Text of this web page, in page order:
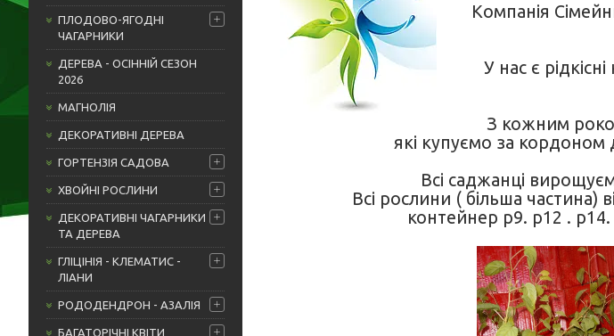
ПЛОДОВО-ЯГОДНІ
ЧАГАРНИКИ
ДЕРЕВА - ОСІННІЙ СЕЗОН
2026
МАГНОЛІЯ
ДЕКОРАТИВНІ ДЕРЕВА
ГОРТЕНЗІЯ САДОВА
ХВОЙНІ РОСЛИНИ
ДЕКОРАТИВНІ ЧАГАРНИКИ
ТА ДЕРЕВА
ГЛІЦІНІЯ - КЛЕМАТИС -
ЛІАНИ
РОДОДЕНДРОН - АЗАЛІЯ
БАГАТОРІЧНІ КВІТИ
Компанія
У нас є
З кожним
які купуємо за кордоном
Всі саджанці
Всі рослини ( більша
контейнер р9. р12 .